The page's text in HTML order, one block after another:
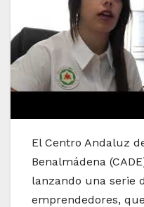
El Centro Andaluz
Benalmádena
lanzando una serie
emprendedores,